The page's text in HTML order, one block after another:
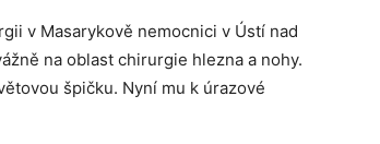
v Masarykově nemocnici v Ústí nad
na oblast chirurgie hlezna a nohy.
špičku. Nyní mu k úrazové